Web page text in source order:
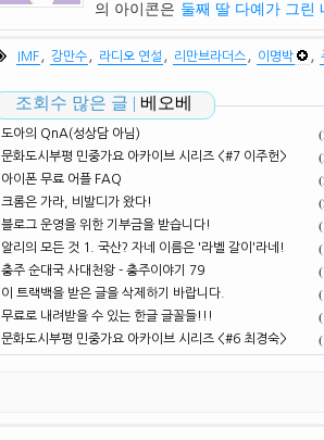
의 아이콘은 둘째 딸 다예가 그린
IMF 강만수 라디오 연설 리만브라더스 이명박
조회수 많은 글 | 베오베
도아의 QnA(성상담 아님)
문화도시부평 민중가요 아카이브 시리즈 <#7 이주헌>
아이폰 무료 어플 FAQ
크롬은 가라, 비발디가 왔다!
블로그 운영을 위한 기부금을 받습니다!
알리의 모든 것 1. 국산? 자네 이름은 '라벨 갈이'라네!
충주 순대국 사대천왕 - 충주이야기 79
이 트랙백을 받은 글을 삭제하기 바랍니다.
무료로 내려받을 수 있는 한글 글꼴들!!!
문화도시부평 민중가요 아카이브 시리즈 <#6 최경숙>